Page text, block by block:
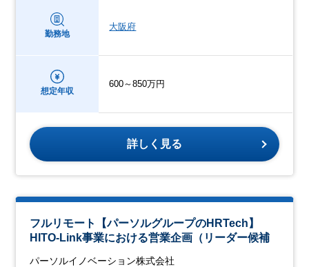
勤務地
大阪府
想定年収
600～850万円
詳しく見る
フルリモート【パーソルグループのHRTech】
HITO-Link事業における営業企画（リーダー候補
パーソルイノベーション株式会社